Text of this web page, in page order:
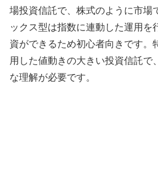
場投資信託で、株式のように市場
ックス型は指数に連動した運用を
資ができるため初心者向きです。
用した値動きの大きい投資信託で
な理解が必要です。